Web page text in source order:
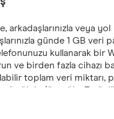
arkadaşlarınızla veya yol
günde 1 GB veri
kullanarak bir
ve birden fazla cihazı
toplam veri miktarı,
bağlıdır (örneğin, 7